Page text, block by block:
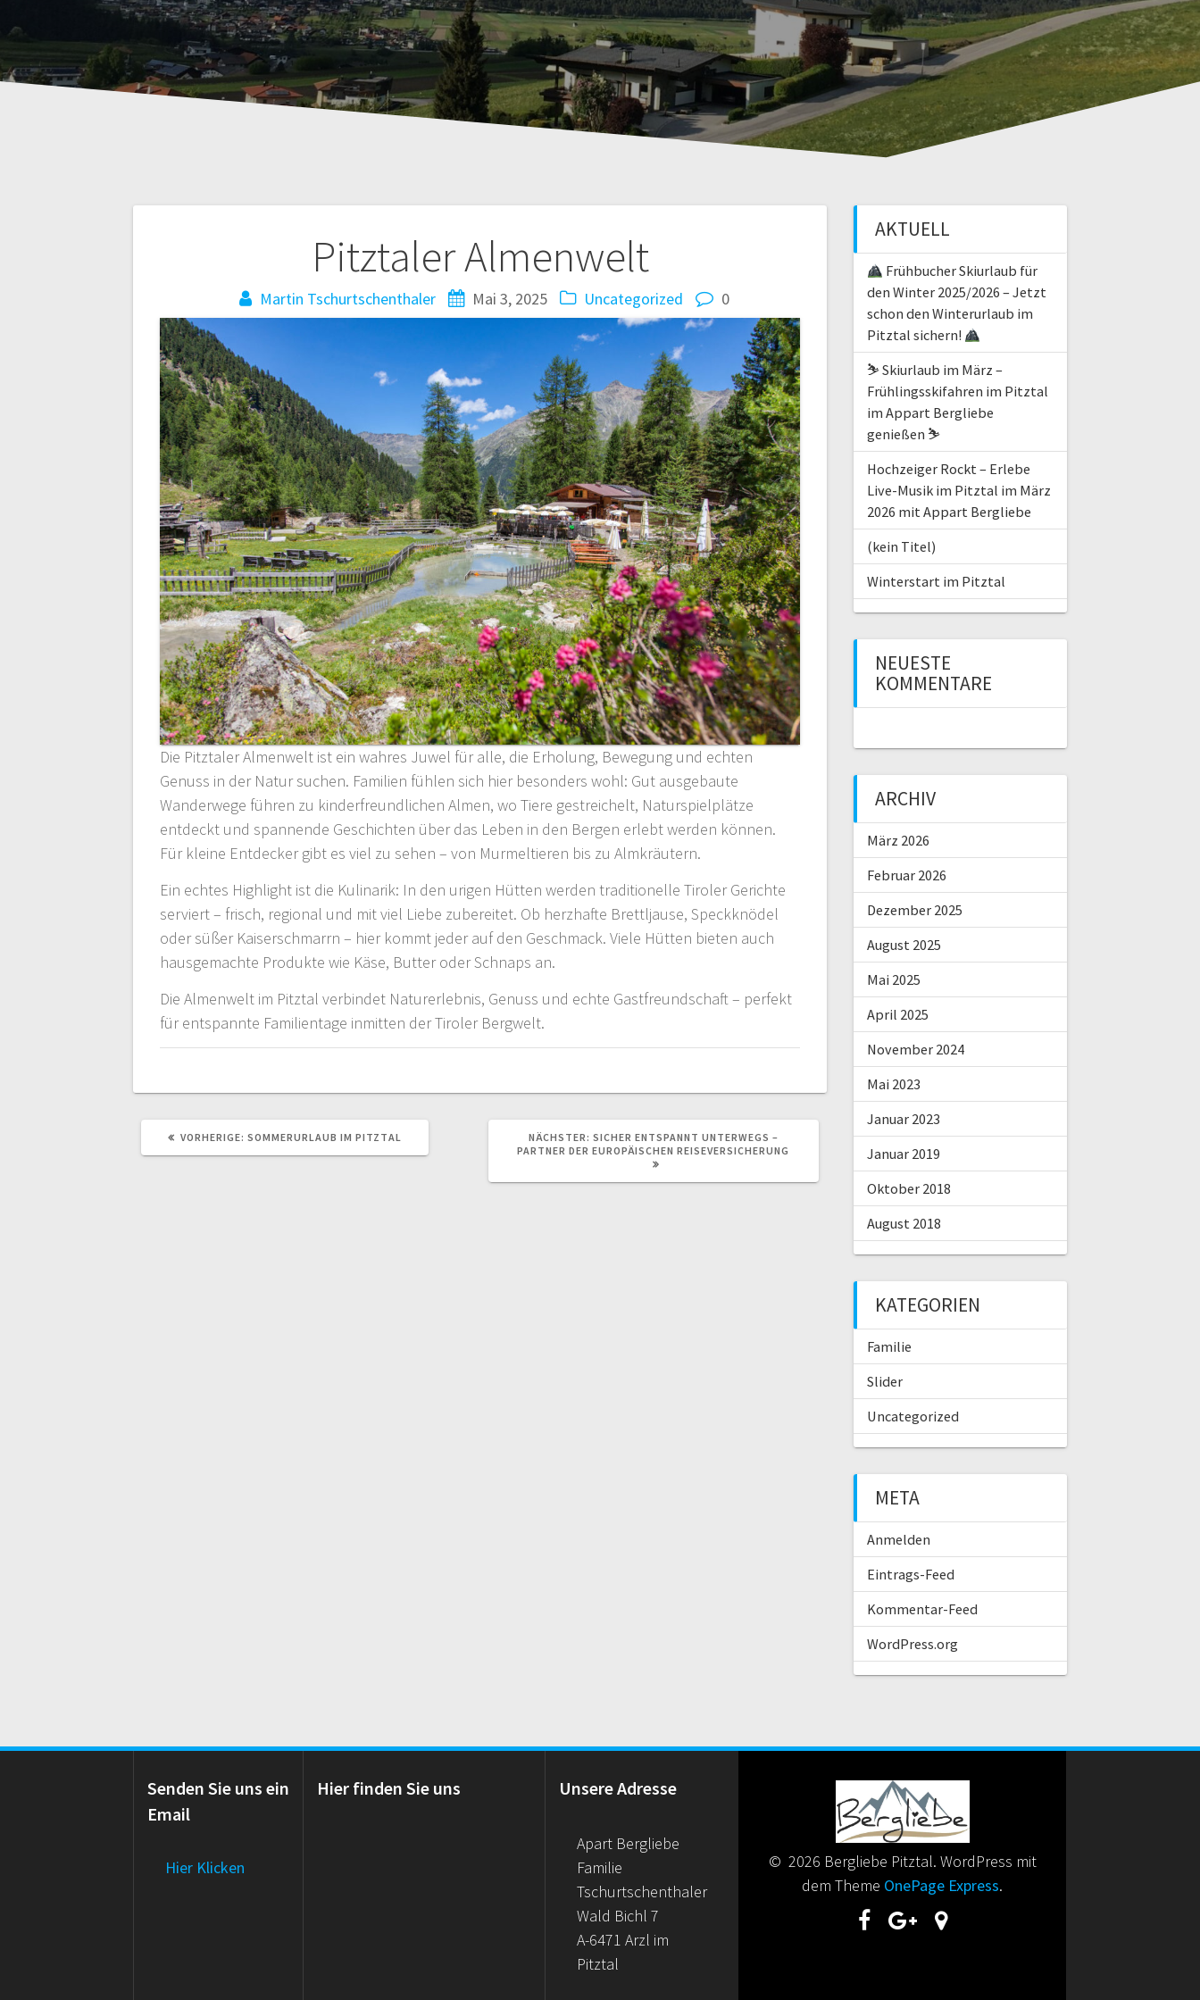
Pitztaler Almenwelt
Martin Tschurtschenthaler Mai 3, 2025 Uncategorized 0
Die Pitztaler Almenwelt ist ein wahres Juwel für alle, die Erholung, Bewegung und echten
Genuss in der Natur suchen. Familien fühlen sich hier besonders wohl: Gut ausgebaute
Wanderwege führen zu kinderfreundlichen Almen, wo Tiere gestreichelt, Naturspielplätze
entdeckt und spannende Geschichten über das Leben in den Bergen erlebt werden können.
Für kleine Entdecker gibt es viel zu sehen – von Murmeltieren bis zu Almkräutern.
Ein echtes Highlight ist die Kulinarik: In den urigen Hütten werden traditionelle Tiroler Gerichte
serviert – frisch, regional und mit viel Liebe zubereitet. Ob herzhafte Brettljause, Speckknödel
oder süßer Kaiserschmarrn – hier kommt jeder auf den Geschmack. Viele Hütten bieten auch
hausgemachte Produkte wie Käse, Butter oder Schnaps an.
Die Almenwelt im Pitztal verbindet Naturerlebnis, Genuss und echte Gastfreundschaft – perfekt
für entspannte Familientage inmitten der Tiroler Bergwelt.
Beitragsnavigation
VORHERIGE: VORHERIGER
SOMMERURLAUB IM PITZTAL NÄCHSTER: NÄCHSTER
BEITRAG:
SICHER ENTSPANNT UNTERWEGS –
PARTNER DER EUROPÄISCHEN REISEVERSICHERUNG
AKTUELL
Frühbucher Skiurlaub für
den Winter 2025/2026 – Jetzt
schon den Winterurlaub im
Pitztal sichern!
⛷️ Skiurlaub im März –
Frühlingsskifahren im Pitztal
im Appart Bergliebe
genießen ⛷️
Hochzeiger Rockt – Erlebe
Live-Musik im Pitztal im März
2026 mit Appart Bergliebe
(kein Titel)
Winterstart im Pitztal
NEUESTE
KOMMENTARE
ARCHIV
März 2026
Februar 2026
Dezember 2025
August 2025
Mai 2025
April 2025
November 2024
Mai 2023
Januar 2023
Januar 2019
Oktober 2018
August 2018
KATEGORIEN
Familie
Slider
Uncategorized
META
Anmelden
Eintrags-Feed
Kommentar-Feed
WordPress.org
Senden Sie uns ein
Email
Hier Klicken
Hier finden Sie uns Unsere Adresse
Apart Bergliebe
Familie
Tschurtschenthaler
Wald Bichl 7
A-6471 Arzl im
Pitztal
© 2026 Bergliebe Pitztal. WordPress mit
dem Theme OnePage Express.